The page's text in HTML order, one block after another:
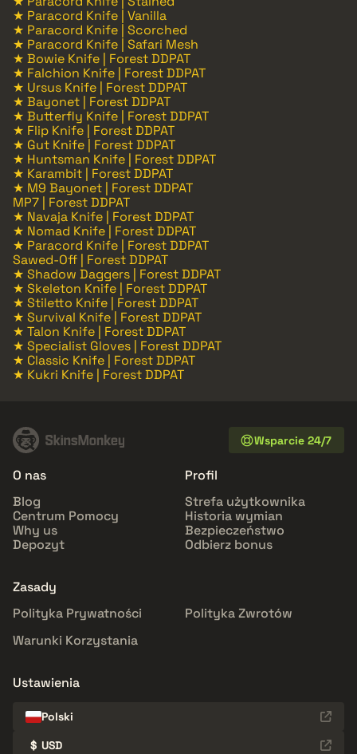
★ Paracord Knife | Vanilla
★ Paracord Knife | Scorched
★ Paracord Knife | Safari Mesh
★ Bowie Knife | Forest DDPAT
★ Falchion Knife | Forest DDPAT
★ Ursus Knife | Forest DDPAT
★ Bayonet | Forest DDPAT
★ Butterfly Knife | Forest DDPAT
★ Flip Knife | Forest DDPAT
★ Gut Knife | Forest DDPAT
★ Huntsman Knife | Forest DDPAT
★ Karambit | Forest DDPAT
★ M9 Bayonet | Forest DDPAT
MP7 | Forest DDPAT
★ Navaja Knife | Forest DDPAT
★ Nomad Knife | Forest DDPAT
★ Paracord Knife | Forest DDPAT
Sawed-Off | Forest DDPAT
★ Shadow Daggers | Forest DDPAT
★ Skeleton Knife | Forest DDPAT
★ Stiletto Knife | Forest DDPAT
★ Survival Knife | Forest DDPAT
★ Talon Knife | Forest DDPAT
★ Specialist Gloves | Forest DDPAT
★ Classic Knife | Forest DDPAT
★ Kukri Knife | Forest DDPAT
Wsparcie 24/7
O nas
Blog
Centrum Pomocy
Why us
Depozyt
Profil
Strefa użytkownika
Historia wymian
Bezpieczeństwo
Odbierz bonus
Zasady
Polityka Prywatności
Polityka Zwrotów
Warunki Korzystania
Ustawienia
Polski
$ USD